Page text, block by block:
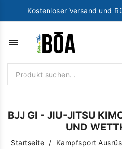
Kostenloser Versand und
menu
BJJ GI - JIU-JITSU
UND
Startseite Kampfsport